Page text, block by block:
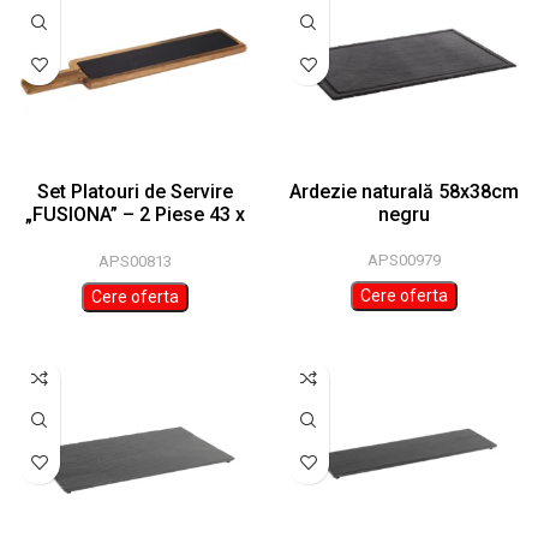
Set Platouri de Servire
„FUSIONA” – 2 Piese 43 x
APS00813
Cere oferta
Ardezie naturală 58x38cm
negru
APS00979
Cere oferta